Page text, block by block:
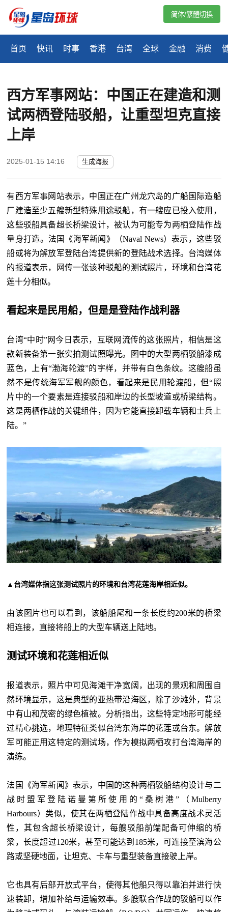
首页 快讯 时事 香港 台湾 全球 金融 消费
简体/繁體切換
西方军事网站：中国正在建造和测
试两栖登陆驳船，让重型坦克直接
上岸
2025-01-15 14:16 生成海报
有西方军事网站表示，中国正在广州龙穴岛的广船国际造船
厂建造至少五艘新型特殊用途驳船，有一艘应已投入使用，
这些驳船具备超长桥梁设计，被认为可能专为两栖登陆作战
量身打造。法国《海军新闻》（Naval News）表示，这些驳
船或将为解放军登陆台湾提供新的登陆战术选择。台湾媒体
的报道表示，网传一张该种驳船的测试照片，环境和台湾花
莲十分相似。
看起来是民用船，但是是登陆作战利器
台湾“中时”网今日表示，互联网流传的这张照片，相信是这
款新装备第一张实拍测试照曝光。图中的大型两栖驳船漆成
蓝色，上有“渤海轮渡”的字样，并带有白色条纹。这艘船虽
然不是传统海军军舰的颜色，看起来是民用轮渡船，但“照
片中的一个要素是连接驳船和岸边的长型坡道或桥梁结构。
这是两栖作战的关键组件，因为它能直接卸载车辆和士兵上
陆。”
▲台湾媒体指这张测试照片的环境和台湾花莲海岸相近似。
由该图片也可以看到，该船船尾和一条长度约200米的桥梁
相连接，直接将船上的大型车辆送上陆地。
测试环境和花莲相近似
报道表示，照片中可见海滩干净宽阔，出现的景观和周围自
然环境显示，这是典型的亚热带沿海区，除了沙滩外，背景
中有山和茂密的绿色植被。分析指出，这些特定地形可能经
过精心挑选，地理特征类似台湾东海岸的花莲或台东。解放
军可能正用这特定的测试场，作为模拟两栖攻打台湾海岸的
演练。
法国《海军新闻》表示，中国的这种两栖驳船结构设计与二
战时盟军登陆诺曼第所使用的 “桑树港”（Mulberry
Harbours）类似，使其在两栖登陆作战中具备高度战术灵活
性，其包含超长桥梁设计，每艘驳船前端配备可伸缩的桥
梁，长度超过120米，甚至可能达到185米，可连接至滨海公
路或坚硬地面，让坦克、卡车与重型装备直接驶上岸。
它也具有后部开放式平台，使得其他船只得以靠泊并进行快
速装卸，增加补给与运输效率。多艘联合作战的驳船可以作